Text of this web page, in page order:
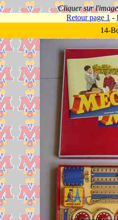
Cliquer sur
Retour page 1 -
14-